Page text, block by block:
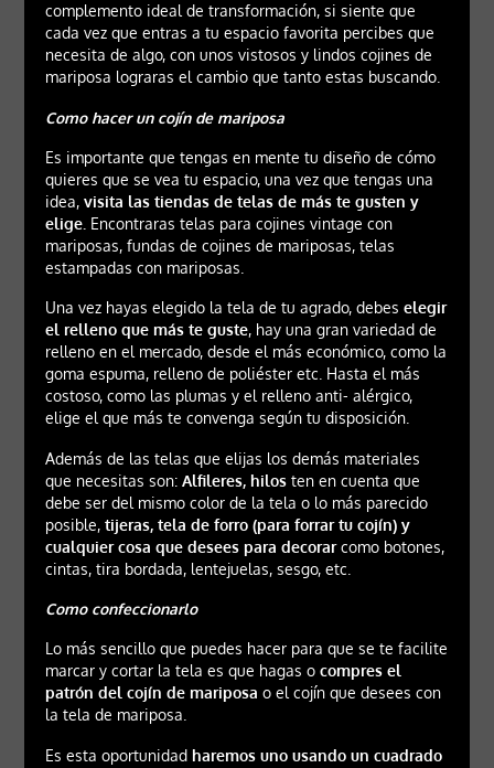
complemento ideal de transformación, si siente que
cada vez que entras a tu espacio favorita percibes que
necesita de algo, con unos vistosos y lindos cojines de
mariposa lograras el cambio que tanto estas buscando.
Como hacer un cojín de mariposa
Es importante que tengas en mente tu diseño de cómo
quieres que se vea tu espacio, una vez que tengas una
idea, visita las tiendas de telas de más te gusten y
elige. Encontraras telas para cojines vintage con
mariposas, fundas de cojines de mariposas, telas
estampadas con mariposas.
Una vez hayas elegido la tela de tu agrado, debes elegir
el relleno que más te guste, hay una gran variedad de
relleno en el mercado, desde el más económico, como la
goma espuma, relleno de poliéster etc. Hasta el más
costoso, como las plumas y el relleno anti- alérgico,
elige el que más te convenga según tu disposición.
Además de las telas que elijas los demás materiales
que necesitas son: Alfileres, hilosten en cuenta que
debe ser del mismo color de la tela o lo más parecido
posible, tijeras, tela de forro (para forrar tu cojín) y
cualquier cosa que desees para decorarcomo botones,
cintas, tira bordada, lentejuelas, sesgo, etc.
Como confeccionarlo
Lo más sencillo que puedes hacer para que se te facilite
marcar y cortar la tela es que hagas o compres el
patrón del cojín de mariposa o el cojín que desees con
la tela de mariposa.
Es esta oportunidad haremos uno usando un cuadrado